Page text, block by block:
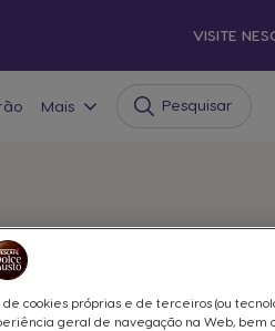
VISITE
Mais Pesquisar
de cookies próprias e de terceiros (ou
geral de navegação na Web, bem